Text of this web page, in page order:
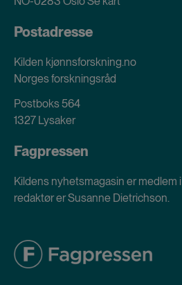
Postadresse
Kilden kjønnsforskning.no
Norges forskningsråd
Postboks 564
1327 Lysaker
Fagpressen
Kildens nyhetsmagasin er medlem i
redaktør er Susanne Dietrichson.